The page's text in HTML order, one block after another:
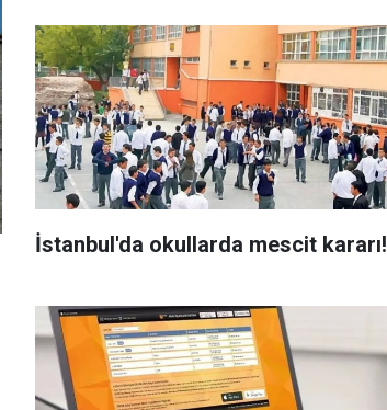
İstanbul'da okullarda mescit kararı!